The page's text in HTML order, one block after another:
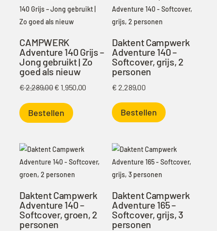
CAMPWERK
Adventure 140 Grijs –
Jong gebruikt | Zo
goed als nieuw
€2.289,00Oorspronkelijke
was:
€ 2.289,00.
€ 1.950,00
€ 1.950,00.
Bestellen
Daktent Campwerk
Adventure 140 –
Softcover, grijs, 2
personen
€ 2.289,00
Bestellen
Daktent Campwerk
Adventure 140 –
Softcover, groen, 2
personen
Daktent Campwerk
Adventure 165 –
Softcover, grijs, 3
personen